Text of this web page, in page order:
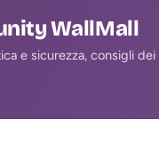
WallMall
e sicurezza, consigli